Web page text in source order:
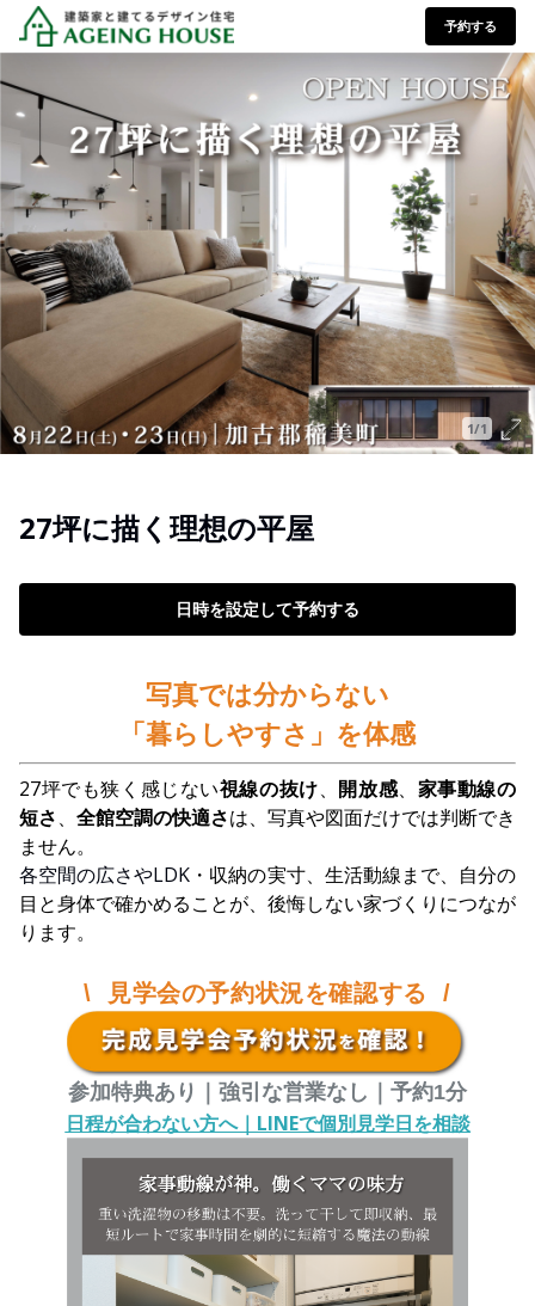
予約する
1/1
27坪に描く理想の平屋
日時を設定して予約する
写真では分からない
「暮らしやすさ」を体感
27坪でも狭く感じない視線の抜け、 開放感、 家事動線の
短さ、 全館空調の快適さは、写真や図面だけでは判断でき
ません。
各空間の広さやLDK ・収納の実寸、生活動線まで、自分の
目と身体で確かめることが、後悔しない家づくりにつなが
ります。
\ 見学会の予約状況を確認する /
参加特典あり｜強引な営業なし｜予約1分
日程が合わない方へ｜LINEで個別見学日を相談